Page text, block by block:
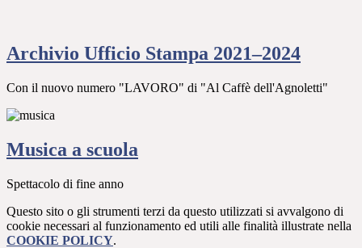
Archivio Ufficio Stampa 2021–2024
Con il nuovo numero "LAVORO" di "Al Caffè dell'Agnoletti"
Musica a scuola
Spettacolo di fine anno
Questo sito o gli strumenti terzi da questo utilizzati si avvalgono di
cookie necessari al funzionamento ed utili alle finalità illustrate nella
COOKIE POLICY.